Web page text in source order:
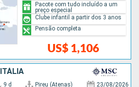
US$ 1,106
Pacote com tudo incluído a um
preço especial
Clube infantil a partir dos 3 anos
Pensão completa
9 d Pireu (Atenas) 23/08/2026